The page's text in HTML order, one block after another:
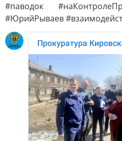
#паводок
#ЮрийРываев